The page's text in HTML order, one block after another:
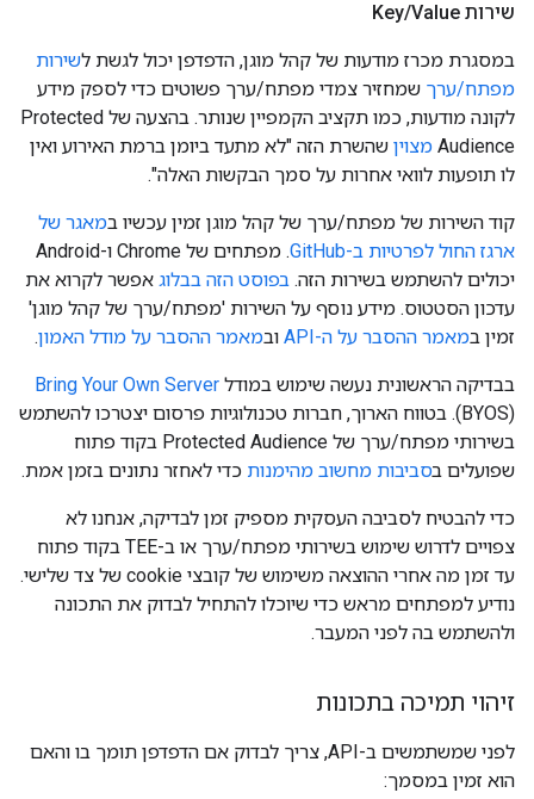
שירות Key /Value
במסגרת מכרז מודעות של קהל מוגן, הדפדפן יכול לגשת לשירות
מפתח/ערך שמחזיר צמדי מפתח/ערך פשוטים כדי לספק מידע
לקונה מודעות, כמו תקציב הקמפיין שנותר. בהצעה של Protected
Audience מצוין שהשרת הזה "לא מתעד ביומן ברמת האירוע ואין
לו תופעות לוואי אחרות על סמך הבקשות האלה".
קוד השירות של מפתח/ערך של קהל מוגן זמין עכשיו במאגר של
ארגז החול לפרטיות ב-GitHub
. מפתחים של Chrome ו-Android
יכולים להשתמש בשירות הזה. בפוסט הזה בבלוג אפשר לקרוא את
עדכון הסטטוס. מידע נוסף על השירות 'מפתח/ערך של קהל מוגן'
זמין במאמר ההסבר על ה-API ובמאמר ההסבר על מודל האמון.
בבדיקה הראשונית נעשה שימוש במודל Bring Your Own Server
(BYOS). בטווח הארוך, חברות טכנולוגיות פרסום יצטרכו להשתמש
בשירותי מפתח/ערך של Protected Audience בקוד פתוח
שפועלים בסביבות מחשוב מהימנות כדי לאחזר נתונים בזמן אמת.
כדי להבטיח לסביבה העסקית מספיק זמן לבדיקה, אנחנו לא
צפויים לדרוש שימוש בשירותי מפתח/ערך או ב-TEE בקוד פתוח
עד זמן מה אחרי ההוצאה משימוש של קובצי cookie של צד שלישי.
נודיע למפתחים מראש כדי שיוכלו להתחיל לבדוק את התכונה
ולהשתמש בה לפני המעבר.
זיהוי תמיכה בתכונות
לפני שמשתמשים ב-API, צריך לבדוק אם הדפדפן תומך בו והאם
הוא זמין במסמך: